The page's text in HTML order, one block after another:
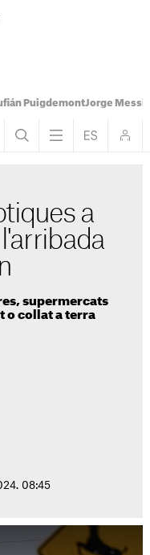
PuigdemontJorge Messi
a
supermercats
o collat a terra
08:45